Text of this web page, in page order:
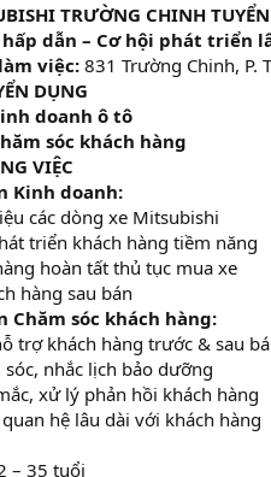
TRƯỜNG CHINH
dẫn – Cơ hội phát triển
việc: 831 Trường Chinh, P.
DỤNG
doanh ô tô
sóc khách hàng
VIỆC
Kinh doanh:
các dòng xe Mitsubishi
triển khách hàng tiềm năng
hoàn tất thủ tục mua xe
hàng sau bán
Chăm sóc khách hàng:
trợ khách hàng trước & sau
sóc, nhắc lịch bảo dưỡng
xử lý phản hồi khách hàng
hệ lâu dài với khách hàng
– 35 tuổi